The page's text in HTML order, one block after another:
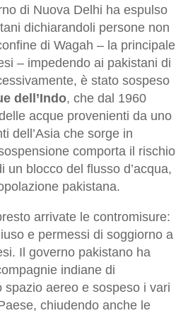
di Nuova Delhi ha espulso
dichiarandoli persone non
di Wagah – la principale
– impedendo ai pakistani di
è stato sospeso
dell’Indo, che dal 1960
acque provenienti da uno
dell’Asia che sorge in
comporta il rischio
un blocco del flusso d’acqua,
pakistana.
arrivate le contromisure:
e permessi di soggiorno a
Il governo pakistano ha
indiane di
spazio aereo e sospeso i vari
chiudendo anche le